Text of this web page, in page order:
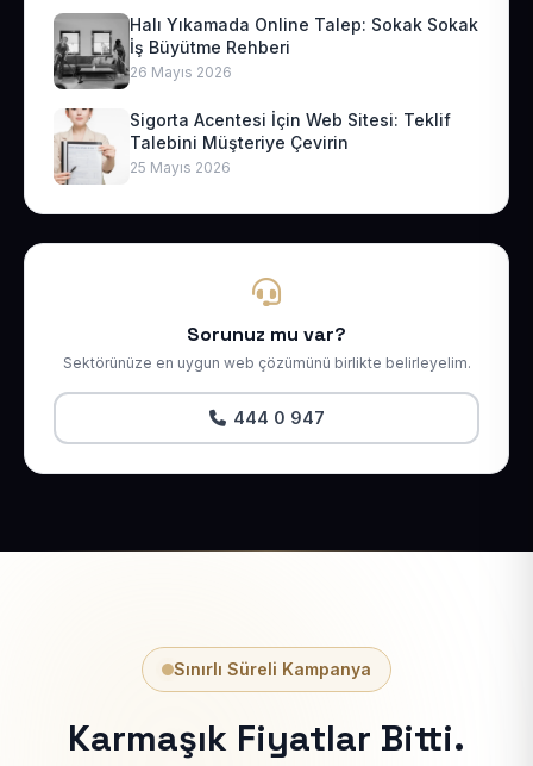
Halı Yıkamada Online Talep: Sokak Sokak
İş Büyütme Rehberi
26 Mayıs 2026
Sigorta Acentesi İçin Web Sitesi: Teklif
Talebini Müşteriye Çevirin
25 Mayıs 2026
Sorunuz mu var?
Sektörünüze en uygun web çözümünü birlikte belirleyelim.
444 0 947
Sınırlı Süreli Kampanya
Karmaşık Fiyatlar Bitti.